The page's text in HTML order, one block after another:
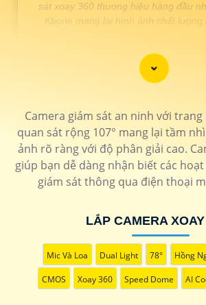
sát xoay 360 thương hiệu hàng đầu
Kbone mang lại hình ảnh chất lượng
💎 Camera wifi xoay 360 ezviz
1.400.000 VNĐĐộ phân giải 2.0 MP bảo mật
H8c-R100-1K2WKFL
🗂 Camera wifi 360 c6n
📶 Camera 360 Wifi Dahua
1.700.000 VNĐThiết kế chắc chắn tích hợp
SD2A200HB-GN-AW-PV-S2
🌟 camera xoay 360 nhỏ gọn
Camera giám sát an ninh với
quan sát rộng 107° mang lại tầm
ảnh rõ ràng với độ phân giải cao.
giúp bạn dễ dàng nhận biết các
giám sát thông qua điện thoại
LẮP CAMERA
Mic Và Loa Dual Light 78° Hồng
CMOS Xoay 360 Speed Dome AI